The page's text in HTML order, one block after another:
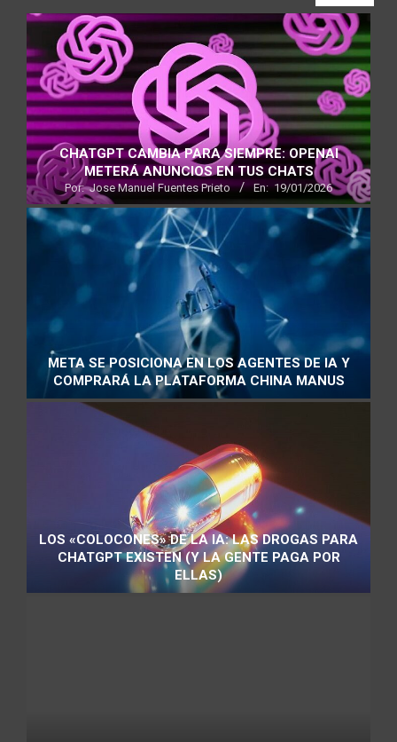
CHATGPT CAMBIA PARA SIEMPRE: OPENAI
METERÁ ANUNCIOS EN TUS CHATS
Por: Jose Manuel Fuentes Prieto En: 19/01/2026
META SE POSICIONA EN LOS AGENTES DE IA Y
COMPRARÁ LA PLATAFORMA CHINA MANUS
LOS «COLOCONES» DE LA IA: LAS DROGAS PARA
CHATGPT EXISTEN (Y LA GENTE PAGA POR
ELLAS)